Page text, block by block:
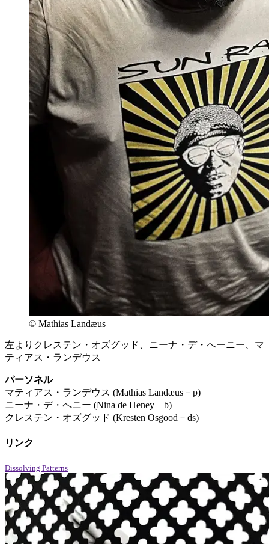
© Mathias Landæus
左よりクレステン・オズグッド、ニーナ・デ・へーニー、マ
ティアス・ランデウス
パーソネル
マティアス・ランデウス (Mathias Landæus－p)
ニーナ・デ・へニー (Nina de Heney – b)
クレステン・オズグッド (Kresten Osgood－ds)
リンク
Dissolving Patterns